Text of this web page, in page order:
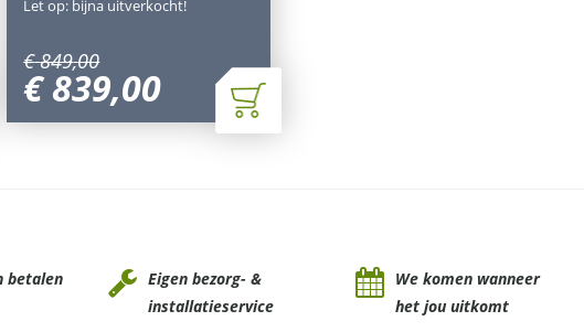
€ 849,00
€ 839,00
Let op: bijna uitverkocht!
betalen
Eigen bezorg- &
installatieservice
We komen wanneer
het jou uitkomt